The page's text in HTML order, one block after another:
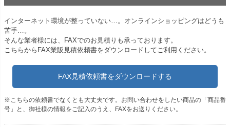
インターネット環境が整っていない…。オンラインショッピングはどうも
苦手…。
そんな業者様には、FAXでのお見積りも承っております。
こちらからFAX業販見積依頼書をダウンロードしてご利用ください。
FAX見積依頼書をダウンロードする
※こちらの依頼書でなくとも大丈夫です。お問い合わせをしたい商品の「商品番
号」と、御社様の情報をご記入のうえ、FAXをお送りください。